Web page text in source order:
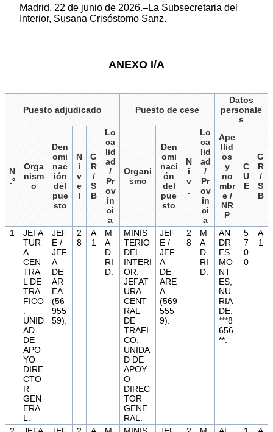
Madrid, 22 de junio de 2026.–La Subsecretaria del
Interior, Susana Crisóstomo Sanz.
ANEXO I/A
Puesto adjudicado Puesto de cese
Datos
personale
s
N
.º
Orga
nism
o
Den
omi
nac
ión
del
pue
sto
N
i
v
e
l
G
R
/
S
B
Lo
ca
lid
ad
/
Pr
ov
in
ci
a
Organi
smo
Den
omi
naci
ón
del
pue
sto
N
i
v
.
Lo
ca
lid
ad
/
Pr
ov
in
ci
a
Ape
llid
os
y
no
mbr
e /
NR
P
C
U
E
G
R
/
S
B
1
JEFA
TUR
A
CEN
TRA
L DE
TRA
FICO
UNID
AD
DE
APO
YO
DIRE
CTO
R
GEN
ERA
L.
JEF
E /
JEF
A
DE
AR
EA
(56
955
59).
2
8
A
1
M
A
D
RI
D.
MINIS
TERIO
DEL
INTERI
OR.
JEFAT
URA
CENT
RAL
DE
TRAFI
CO.
UNIDA
D DE
APOY
O
DIREC
TOR
GENE
RAL.
JEF
E /
JEF
A
DE
ARE
A
(569
555
9).
2
8
M
A
D
RI
D.
AN
DR
ES
MO
NT
ES,
NU
RIA
DE.
***8
656
**.
5
7
0
0
A
1